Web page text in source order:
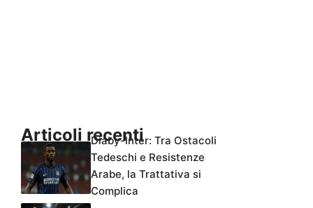
Articoli recentiDiaby-Inter: Tra Ostacoli
Tedeschi e Resistenze
Arabe, la Trattativa si
Complica